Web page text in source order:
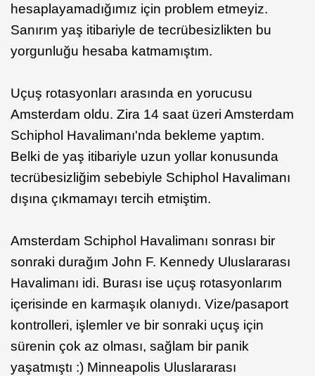
hesaplayamadığımız için problem etmeyiz.
Sanırım yaş itibariyle de tecrübesizlikten bu
yorgunluğu hesaba katmamıştım.
Uçuş rotasyonları arasında en yorucusu
Amsterdam oldu. Zira 14 saat üzeri Amsterdam
Schiphol Havalimanı'nda bekleme yaptım.
Belki de yaş itibariyle uzun yollar konusunda
tecrübesizliğim sebebiyle Schiphol Havalimanı
dışına çıkmamayı tercih etmiştim.
Amsterdam Schiphol Havalimanı sonrası bir
sonraki durağım John F. Kennedy Uluslararası
Havalimanı idi. Burası ise uçuş rotasyonlarım
içerisinde en karmaşık olanıydı. Vize/pasaport
kontrolleri, işlemler ve bir sonraki uçuş için
sürenin çok az olması, sağlam bir panik
yaşatmıştı :) Minneapolis Uluslararası